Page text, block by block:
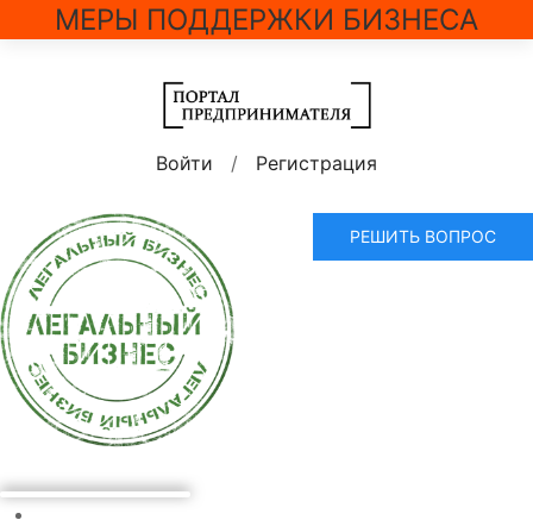
МЕРЫ ПОДДЕРЖКИ БИЗНЕСА
Войти / Регистрация
РЕШИТЬ ВОПРОС